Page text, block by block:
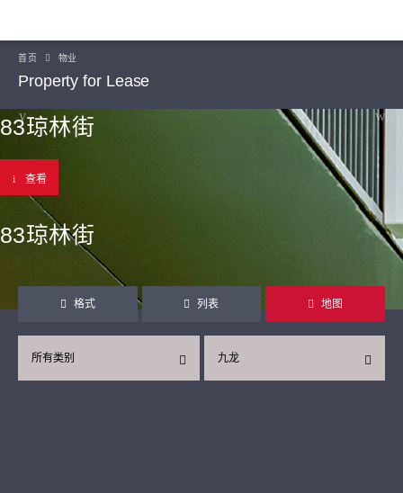
首页 物业
Property for Lease
83琼林街
查看
83琼林街
格式 列表 地图
九龙
所有类别